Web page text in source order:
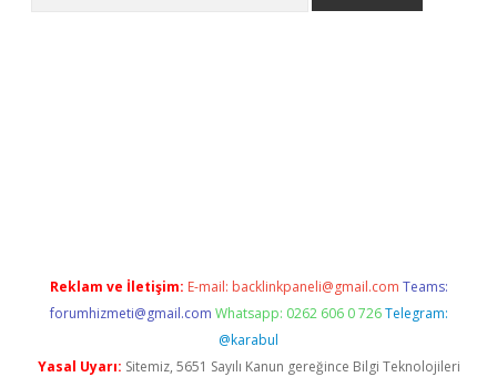
Reklam ve İletişim: E-mail: backlinkpaneli@gmail.com Teams:
forumhizmeti@gmail.com Whatsapp: 0262 606 0 726 Telegram:
@karabul
Yasal Uyarı: Sitemiz, 5651 Sayılı Kanun gereğince Bilgi Teknolojileri